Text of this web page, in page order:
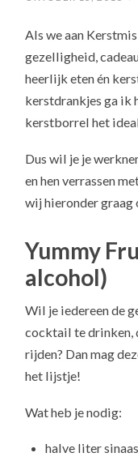
Als we aan
gezelligheid,
heerlijk eten én
kerstdrankjes ga ik
kerstborrel het
Dus wil je je
en hen verrassen
wij hieronder graag
Yummy
alcohol)
Wil je iedereen de
cocktail te drinken,
rijden? Dan mag
het lijstje!
Wat heb je nodig:
halve liter